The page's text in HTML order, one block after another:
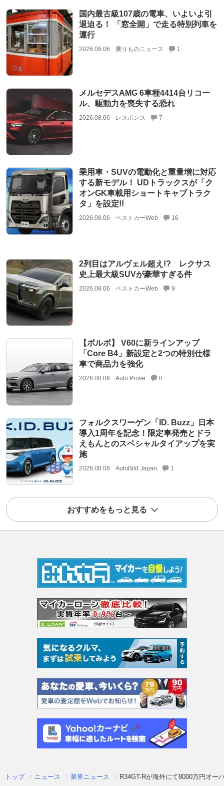
国内最古級107歳の電車、いよいよ引
退迫る！ 「窓全開」で走る特別列車を
運行
2026.08.06 乗りものニュース 1
メルセデスAMG 6車種4414台リコー
ル、駆動力を喪失する恐れ
2026.08.06 レスポンス 7
乗用車・SUVの電動化と重量増に対応
する新モデル！ UDトラックスが「ク
オンGK車載用ショートキャブトラク
タ」を設定!!
2026.08.06 ベストカーWeb 16
2列目はアルヴェル超え!? レクサス
史上最大級SUVが豪華すぎる件
2026.08.06 ベストカーWeb 9
【ボルボ】 V60に新ラインアップ
「Core B4」新設定と2つの特別仕様
車で商品力を強化
2026.08.06 Auto Prove 0
フォルクスワーゲン「ID. Buzz」日本
導入1周年を記念！限定車発売とドラ
えもんとのスペシャルタイアップを実
施
2026.08.06 AutoBild Japan 1
おすすめをもっと見る
トップ ニュース 業界ニュース R34GT-Rが海外にて8000万円オ